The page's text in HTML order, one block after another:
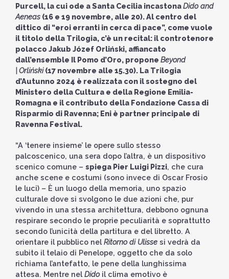
Purcell, la cui ode a Santa Cecilia incastonaDido and
Aeneas (16 e 19 novembre, alle 20). Al centro del
dittico di “eroi erranti in cerca di pace”, come vuole
il titolo della Trilogia, c’è un recital: il controtenore
polacco Jakub Józef Orliński, affiancato
dall’ensemble Il Pomo d’Oro, propone Beyond
Orliński(17 novembre alle 15.30). La Trilogia
d’Autunno 2024 è realizzata con il sostegno del
Ministero della Cultura e della Regione Emilia-
Romagna e il contributo della Fondazione Cassa di
Risparmio di Ravenna; Eni è partner principale di
Ravenna Festival.
“A ‘tenere insieme’ le opere sullo stesso
palcoscenico, una sera dopo l’altra, è un dispositivo
scenico comune – spiega Pier Luigi Pizzi, che cura
anche scene e costumi (sono invece di Oscar Frosio
le luci) – È un luogo della memoria, uno spazio
culturale dove si svolgono le due azioni che, pur
vivendo in una stessa architettura, debbono ognuna
respirare secondo le proprie peculiarità e soprattutto
secondo l’unicità della partitura e del libretto. A
orientare il pubblico nelRitorno di Ulisse si vedrà da
subito il telaio di Penelope, oggetto che da solo
richiama l’antefatto, le pene della lunghissima
attesa. Mentre nelDidoil clima emotivo è